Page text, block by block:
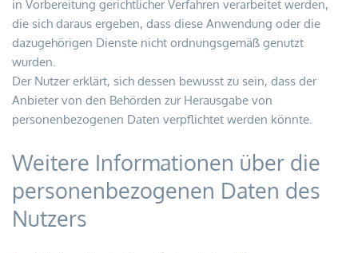
in Vorbereitung gerichtlicher Verfahren verarbeitet werden,
die sich daraus ergeben, dass diese Anwendung oder die
dazugehörigen Dienste nicht ordnungsgemäß genutzt
wurden.
Der Nutzer erklärt, sich dessen bewusst zu sein, dass der
Anbieter von den Behörden zur Herausgabe von
personenbezogenen Daten verpflichtet werden könnte.
Weitere Informationen über die
personenbezogenen Daten des
Nutzers